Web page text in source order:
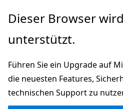
Zu
wechseln
Zur
springen
Dieser Browser
unterstützt.
Führen Sie ein Upgrade auf
die neuesten Features,
technischen Support zu